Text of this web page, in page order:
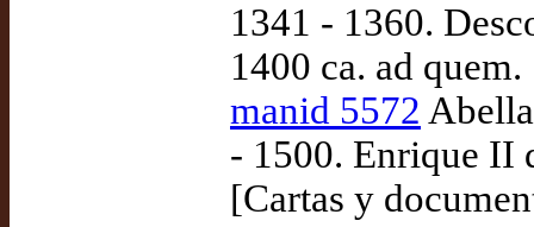
1341 - 1360.
1400 ca. ad quem.
manid 5572
- 1500. Enrique II
[Cartas y